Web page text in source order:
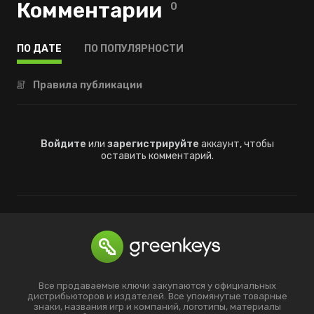
Комментарии 0
ПО ДАТЕ ПО ПОПУЛЯРНОСТИ
Правила публикации
Войдите или зарегистрируйте аккаунт, чтобы
оставить комментарий.
Все продаваемые ключи закупаются у официальных
дистрибьюторов и издателей. Все упомянутые товарные
знаки, названия игр и компаний, логотипы, материалы